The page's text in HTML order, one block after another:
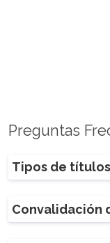
Preguntas
Tipos de
Convalidación